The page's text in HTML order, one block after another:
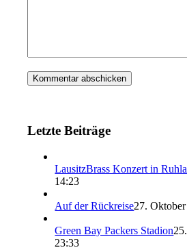
Letzte Beiträge
LausitzBrass Konzert in
14:23
Auf der Rückreise27.
Green Bay Packers Stadion
23:33